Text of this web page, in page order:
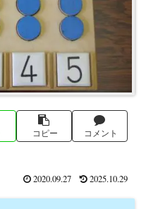
コピー コメント
2020.09.27 2025.10.29